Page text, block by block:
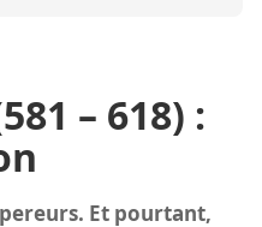
– 618) :
Et pourtant,